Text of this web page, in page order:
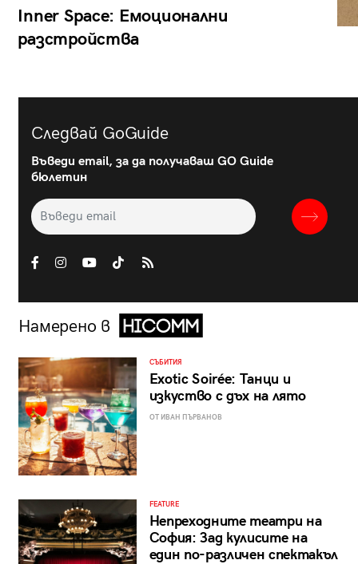
Inner Space: Емоционални
разстройства
Следвай GoGuide
Въведи email, за да получаваш GO Guide
бюлетин
Намерено в
СЪБИТИЯ
Exotic Soirée: Танци и
изкуство с дъх на лято
ОТ ИВАН ПЪРВАНОВ
FEATURE
Непреходните театри на
София: Зад кулисите на
един по-различен спектакъл